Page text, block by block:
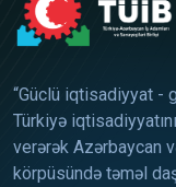
“Güclü iqtisadiyyat -
Türkiyə
verərək Azərbaycan
körpüsündə təməl